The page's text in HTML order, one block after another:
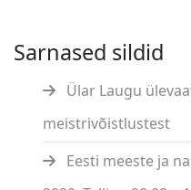
Sarnased sildid
Ülar Laugu
meistrivõistlustest
Eesti meeste ja